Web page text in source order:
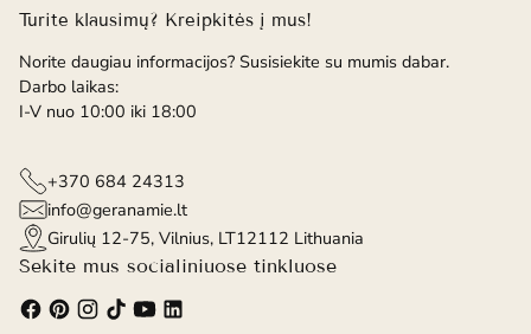
Turite klausimų? Kreipkitės į mus!
Norite daugiau informacijos? Susisiekite su mumis dabar.
Darbo laikas:
I-V nuo 10:00 iki 18:00
+370 684 24313
info@geranamie.lt
Girulių 12-75, Vilnius, LT12112 Lithuania
Sekite mus socialiniuose tinkluose